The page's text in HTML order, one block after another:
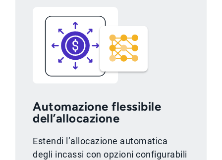
Automazione flessibile
dell’allocazione
Estendi l’allocazione automatica
degli incassi con opzioni configurabili